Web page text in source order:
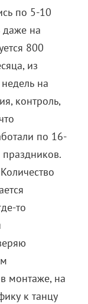
контроль,
по 16-
то
монтаже, на
к танцу
еще раз